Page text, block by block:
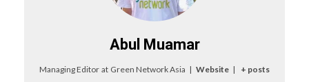
Abul Muamar
Managing Editor at Green Network Asia | Website | + posts